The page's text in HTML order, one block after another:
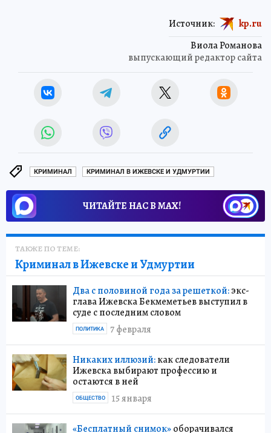
Виола Романова
выпускающий редактор сайта
Источник: kp.ru
КРИМИНАЛ КРИМИНАЛ В ИЖЕВСКЕ И УДМУРТИИ
ЧИТАЙТЕ НАС В МАХ!
ТАКЖЕ ПО ТЕМЕ:
Криминал в Ижевске и Удмуртии
Два с половиной года за решеткой:экс-
глава Ижевска Бекмеметьев выступил в
суде с последним словом
7 февраля
ПОЛИТИКА
Никаких иллюзий:как следователи
Ижевска выбирают профессию и
остаются в ней
15 января
ОБЩЕСТВО
«Бесплатный снимок»оборачивался